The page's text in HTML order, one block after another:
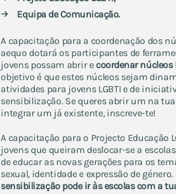
Equipa de Comunicação.
A capacitação para a coordenação dos
aequo dotará os participantes de
jovens possam abrir ecoordenar núcleos
objetivo é que estes núcleos sejam
atividades para jovens LGBTI e de
sensibilização. Se queres abrir um na
integrar um já existente, inscreve-te!
A capacitação para o Projecto Educação
jovens que queiram deslocar-se a
de educar as novas gerações para os
sexual, identidade e expressão de género.
sensibilização pode ir às escolas com a